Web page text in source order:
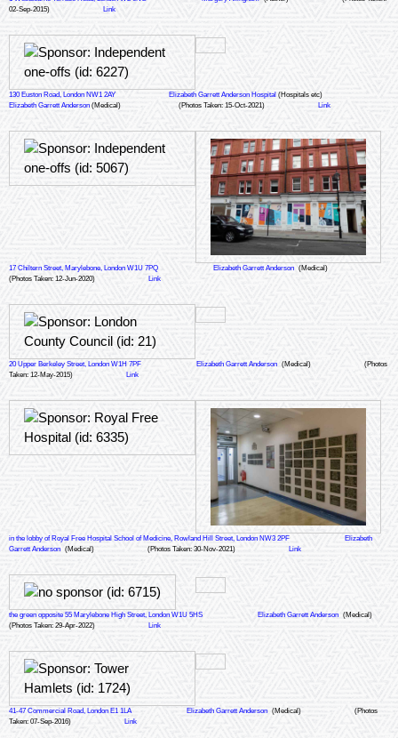
02-Sep-2015)
Link
130 Euston Road, London NW1 2AY Elizabeth Garrett Anderson Hospital (Hospitals etc)
Elizabeth Garrett Anderson (Medical) (Photos Taken: 15-Oct-2021) Link
17 Chiltern Street, Marylebone, London W1U 7PQ Elizabeth Garrett Anderson (Medical)
(Photos Taken: 12-Jun-2020)
Link
20 Upper Berkeley Street, London W1H 7PF Elizabeth Garrett Anderson (Medical)
(Photos
Taken: 12-May-2015)
Link
in the lobby of Royal Free Hospital School of Medicine, Rowland Hill Street, London NW3 2PF
Elizabeth
Garrett Anderson (Medical) (Photos Taken: 30-Nov-2021) Link
the green opposite 55 Marylebone High Street, London W1U 5HS Elizabeth Garrett Anderson (Medical)
(Photos Taken: 29-Apr-2022)
Link
41-47 Commercial Road, London E1 1LA Elizabeth Garrett Anderson (Medical)
(Photos
Taken: 07-Sep-2016)
Link